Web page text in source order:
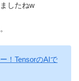
したねw
！TensorのAIで